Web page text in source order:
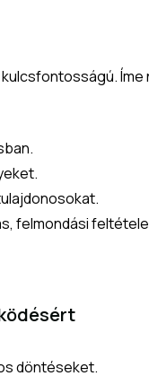
felmondási
döntéseket.